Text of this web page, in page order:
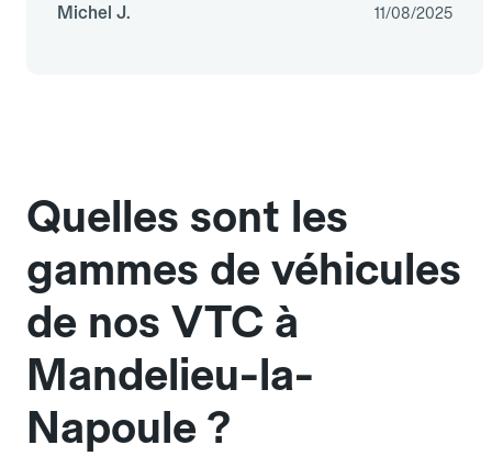
Michel J. 11/08/2025
Quelles sont les
gammes de véhicules
de nos VTC à
Mandelieu-la-
Napoule ?